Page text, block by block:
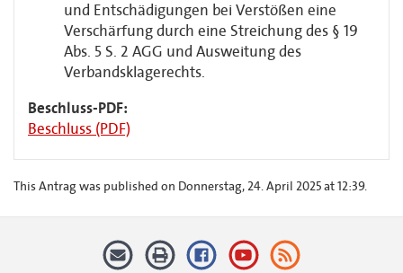
und Entschädigungen bei Verstößen eine
Verschärfung durch eine Streichung des § 19
Abs. 5 S. 2 AGG und Ausweitung des
Verbandsklagerechts.
Beschluss-PDF:
Beschluss (PDF)
This Antrag was published on Donnerstag, 24. April 2025 at 12:39.